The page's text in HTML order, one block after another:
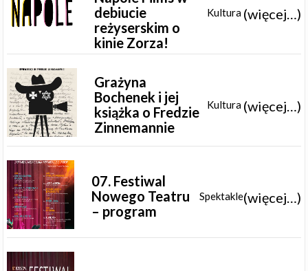
debiucie
reżyserskim o
kinie Zorza!
Kultura (więcej…)
Grażyna
Bochenek i jej
książka o Fredzie
Zinnemannie
Kultura (więcej…)
07. Festiwal
Nowego Teatru
– program
Spektakle(więcej…)